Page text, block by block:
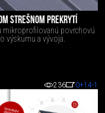
STREŠNOM PREKRYTÍ
mikroprofilovanú povrchovú
výskumu a vývoja.
236 0+14-1